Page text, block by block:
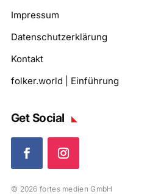
Impressum
Datenschutzerklärung
Kontakt
folker.world | Einführung
Get Social
© 2026 fortes medien GmbH